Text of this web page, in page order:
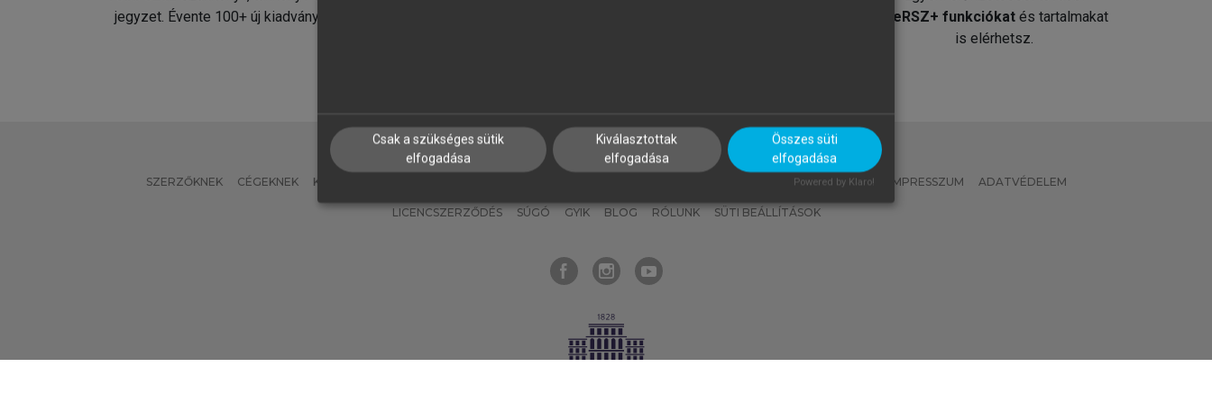
jegyzet. Évente 100+ új kiadvány.
MeRSZ+ funkciókat és tartalmakat
is elérhetsz.
SZERZŐKNEK CÉGEKNEK KÖNYVTÁROSOKNAK MI – ÁLTALÁNOS IRÁNYELVEK IMPRESSZUM ADATVÉDELEM
LICENCSZERZŐDÉS SÚGÓ GYIK BLOG RÓLUNK SÜTI BEÁLLÍTÁSOK
Csak a szükséges sütik
elfogadása
Kiválasztottak
elfogadása
Összes süti
elfogadása
Powered by Klaro!